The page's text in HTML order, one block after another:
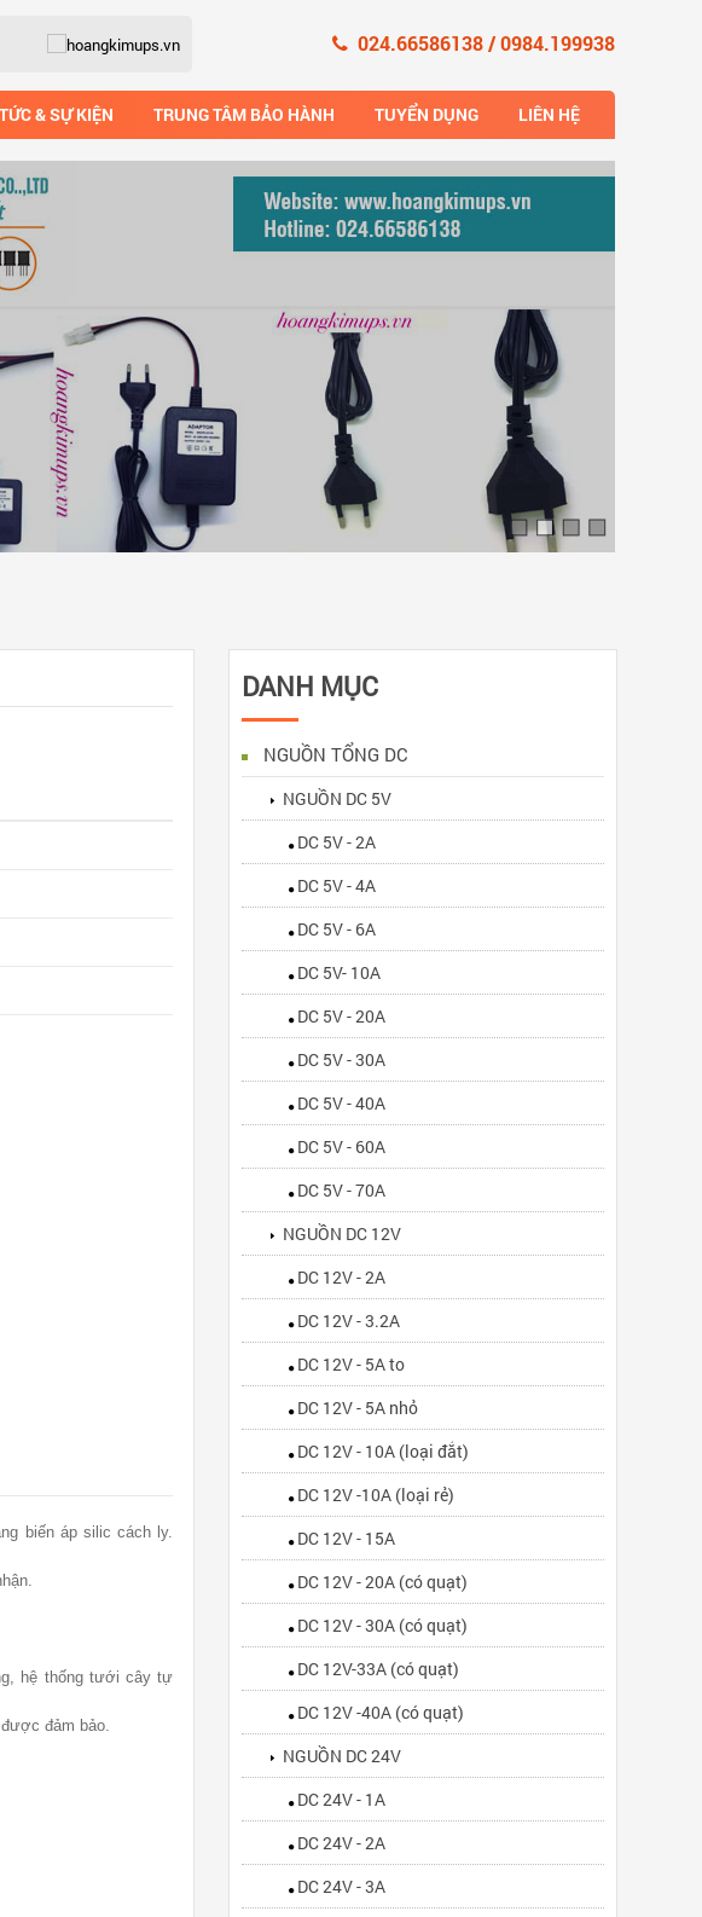
024.66586138 / 0984.199938
& SỰ KIỆN TRUNG TÂM BẢO HÀNH TUYỂN DỤNG LIÊN HỆ
DANH MỤC
NGUỒN TỔNG DC
NGUỒN DC 5V
DC 5V - 2A
DC 5V - 4A
DC 5V - 6A
DC 5V- 10A
DC 5V - 20A
DC 5V - 30A
DC 5V - 40A
DC 5V - 60A
DC 5V - 70A
NGUỒN DC 12V
DC 12V - 2A
DC 12V - 3.2A
DC 12V - 5A to
DC 12V - 5A nhỏ
DC 12V - 10A (loại đắt)
DC 12V -10A (loại rẻ)
DC 12V - 15A
DC 12V - 20A (có quạt)
DC 12V - 30A (có quạt)
DC 12V-33A (có quạt)
DC 12V -40A (có quạt)
NGUỒN DC 24V
DC 24V - 1A
DC 24V - 2A
DC 24V - 3A
biến áp silic cách ly.
hệ thống tưới cây tự
đảm bảo.